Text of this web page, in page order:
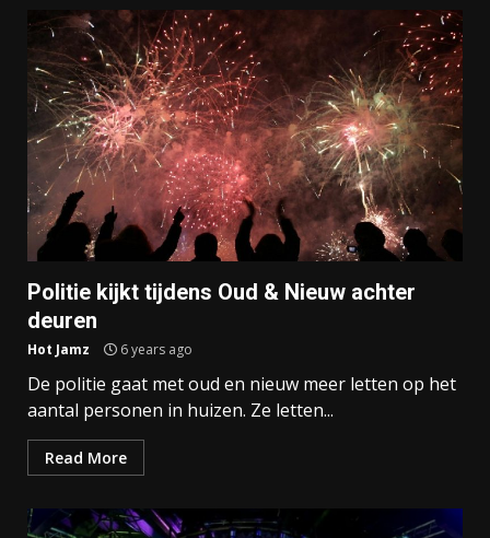
Politie kijkt tijdens Oud & Nieuw achter
deuren
Hot Jamz 6 years ago
De politie gaat met oud en nieuw meer letten op het
aantal personen in huizen. Ze letten...
Read More